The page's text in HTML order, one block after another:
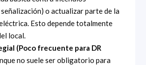
o actualizar parte de la
Esto depende totalmente
local.
(Poco frecuente para DR
no suele ser obligatorio para